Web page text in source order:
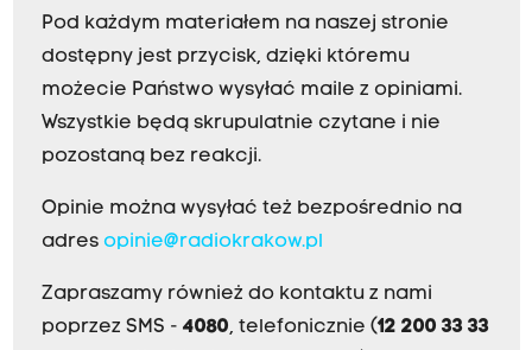
Pod każdym materiałem na naszej stronie
dostępny jest przycisk, dzięki któremu
możecie Państwo wysyłać maile z opiniami.
Wszystkie będą skrupulatnie czytane i nie
pozostaną bez reakcji.
Opinie można wysyłać też bezpośrednio na
adres opinie@radiokrakow.pl
Zapraszamy również do kontaktu z nami
poprzez SMS - 4080, telefonicznie (12 200 33 33